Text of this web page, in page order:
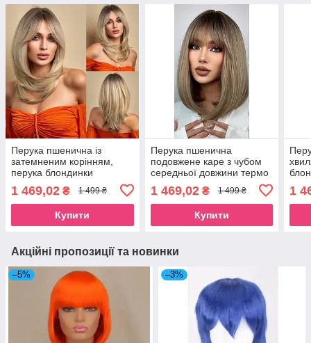
Перука пшенична із
затемненим корінням,
перука блондинки
1 469,02 ₴ 1 499 ₴
Купити
Перука пшенична
подовжене каре з чубом
середньої довжини термо
1 469,02₴ 1 499 ₴
Купити
1
Акційні пропозиції та новинки
–5% –3%